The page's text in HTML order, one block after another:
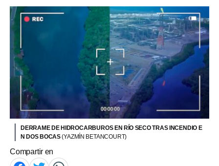
DERRAME DE HIDROCARBUROS EN RÍO SECO TRAS INCENDIO E
N DOS BOCAS(YAZMÍN BETANCOURT)
Compartir en